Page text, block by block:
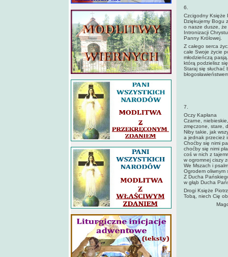
6.
Czcigodny Księże
Dziękujemy Bogu
o nasze dusze, że
Intronizacji
Panny Królowej.
Z całego serca
całe Swoje życie
młodzieńczą
którą podzielisz
Staraj się
7.
Oczy Kapłana
Czarne,
zmęczone, stare,
Niby takie, jak
a jednak przecież
Choćby się nimi
choćby się nimi
coś w nich z
w ogromnej ciszy
We Mszach i
Ogrodem oliwnym
Z Ducha
w głąb Ducha
Drogi Księże
Tobą, niech Cię